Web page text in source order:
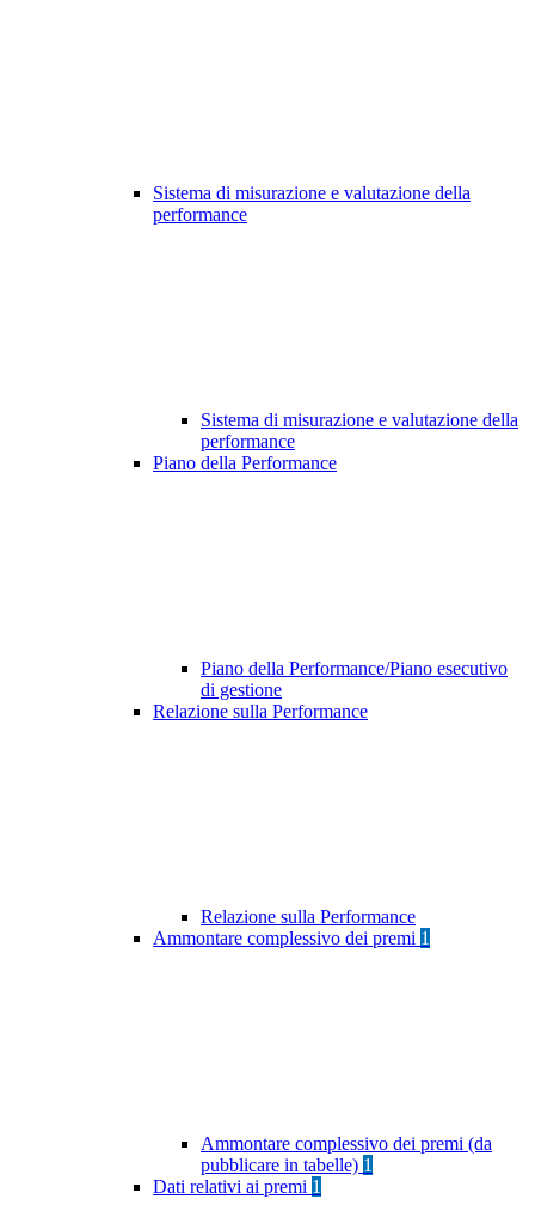
Sistema di misurazione e valutazione della
performance
Sistema di misurazione e valutazione della
performance
Piano della Performance
Piano della Performance/Piano esecutivo
di gestione
Relazione sulla Performance
Relazione sulla Performance
Ammontare complessivo dei premi 1
Ammontare complessivo dei premi (da
pubblicare in tabelle) 1
Dati relativi ai premi 1